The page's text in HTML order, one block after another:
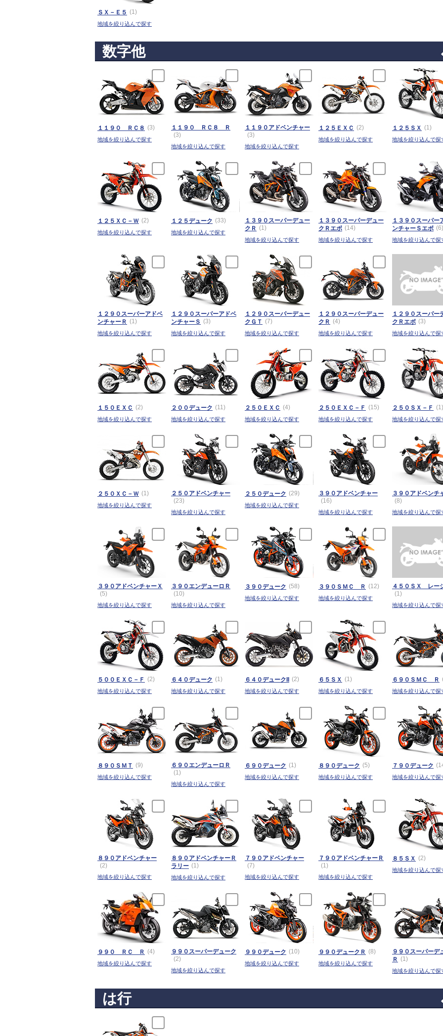
ＳＸ－Ｅ５ (1)
地域を絞り込んで探す
数字他
１１９０ ＲＣ８ (3)
地域を絞り込んで探す
１１９０ ＲＣ８ Ｒ
(3)
地域を絞り込んで探す
１１９０アドベンチャー
(3)
地域を絞り込んで探す
１２５ＥＸＣ (2)
地域を絞り込んで探す
１２５ＳＸ (1)
地域を絞り込んで探
１２５ＸＣ－Ｗ (2)
地域を絞り込んで探す
１２５デューク (33)
地域を絞り込んで探す
１３９０スーパーデュー
クＲ (1)
地域を絞り込んで探す
１３９０スーパーデュー
クＲエボ (14)
地域を絞り込んで探す
１３９０スーパー
ンチャーＳエボ (6)
地域を絞り込んで探
１２９０スーパーアドベ
ンチャーＲ (1)
地域を絞り込んで探す
１２９０スーパーアドベ
ンチャーＳ (3)
地域を絞り込んで探す
１２９０スーパーデュー
クＧＴ (7)
地域を絞り込んで探す
１２９０スーパーデュー
クＲ (4)
地域を絞り込んで探す
１２９０スーパー
クＲエボ (3)
地域を絞り込んで探
１５０ＥＸＣ (2)
地域を絞り込んで探す
２００デューク (11)
地域を絞り込んで探す
２５０ＥＸＣ (4)
地域を絞り込んで探す
２５０ＥＸＣ－Ｆ (15)
地域を絞り込んで探す
２５０ＳＸ－Ｆ (1)
地域を絞り込んで探
２５０ＸＣ－Ｗ (1)
地域を絞り込んで探す
２５０アドベンチャー
(23)
地域を絞り込んで探す
２５０デューク (29)
地域を絞り込んで探す
３９０アドベンチャー
(16)
地域を絞り込んで探す
３９０アドベンチ
(8)
地域を絞り込んで探
３９０アドベンチャーＸ
(5)
地域を絞り込んで探す
３９０エンデューロＲ
(10)
地域を絞り込んで探す
３９０デューク (58)
地域を絞り込んで探す
３９０ＳＭＣ Ｒ (12)
地域を絞り込んで探す
４５０ＳＸ レー
(1)
地域を絞り込んで探
５００ＥＸＣ－Ｆ (2)
地域を絞り込んで探す
６４０デューク (1)
地域を絞り込んで探す
６４０デュークII (2)
地域を絞り込んで探す
６５ＳＸ (1)
地域を絞り込んで探す
６９０ＳＭＣ Ｒ
地域を絞り込んで探
８９０ＳＭＴ (9)
地域を絞り込んで探す
６９０エンデューロＲ
(1)
地域を絞り込んで探す
６９０デューク (1)
地域を絞り込んで探す
８９０デューク (5)
地域を絞り込んで探す
７９０デューク
地域を絞り込んで探
８９０アドベンチャー
(2)
地域を絞り込んで探す
８９０アドベンチャーＲ
ラリー (1)
地域を絞り込んで探す
７９０アドベンチャー
(7)
地域を絞り込んで探す
７９０アドベンチャーＲ
(1)
地域を絞り込んで探す
８５ＳＸ (2)
地域を絞り込んで探
９９０ ＲＣ Ｒ (4)
地域を絞り込んで探す
９９０スーパーデューク
(2)
地域を絞り込んで探す
９９０デューク (10)
地域を絞り込んで探す
９９０デュークＲ (8)
地域を絞り込んで探す
９９０スーパーデ
Ｒ (1)
地域を絞り込んで探
は行